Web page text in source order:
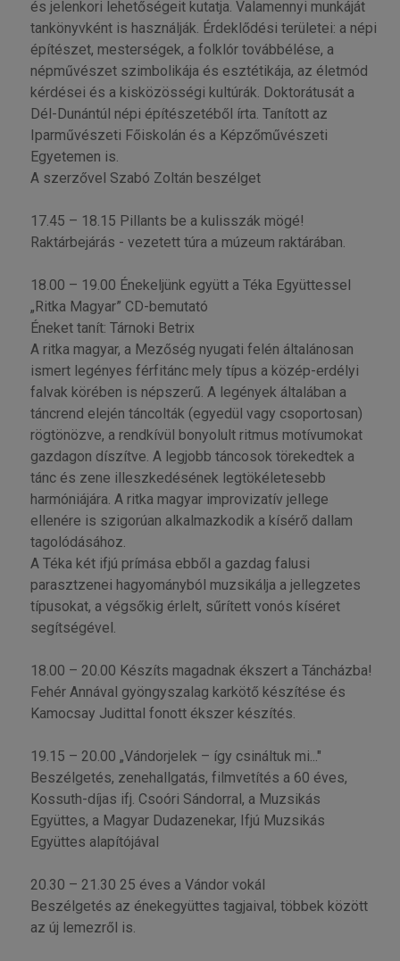
és jelenkori lehetőségeit kutatja. Valamennyi munkáját
tankönyvként is használják. Érdeklődési területei: a népi
építészet, mesterségek, a folklór továbbélése, a
népművészet szimbolikája és esztétikája, az életmód
kérdései és a kisközösségi kultúrák. Doktorátusát a
Dél-Dunántúl népi építészetéből írta. Tanított az
Iparművészeti Főiskolán és a Képzőművészeti
Egyetemen is.
A szerzővel Szabó Zoltán beszélget
17.45 – 18.15 Pillants be a kulisszák mögé!
Raktárbejárás - vezetett túra a múzeum raktárában.
18.00 – 19.00 Énekeljünk együtt a Téka Együttessel
„Ritka Magyar” CD-bemutató
Éneket tanít: Tárnoki Betrix
A ritka magyar, a Mezőség nyugati felén általánosan
ismert legényes férfitánc mely típus a közép-erdélyi
falvak körében is népszerű. A legények általában a
táncrend elején táncolták (egyedül vagy csoportosan)
rögtönözve, a rendkívül bonyolult ritmus motívumokat
gazdagon díszítve. A legjobb táncosok törekedtek a
tánc és zene illeszkedésének legtökéletesebb
harmóniájára. A ritka magyar improvizatív jellege
ellenére is szigorúan alkalmazkodik a kísérő dallam
tagolódásához.
A Téka két ifjú prímása ebből a gazdag falusi
parasztzenei hagyományból muzsikálja a jellegzetes
típusokat, a végsőkig érlelt, sűrített vonós kíséret
segítségével.
18.00 – 20.00 Készíts magadnak ékszert a Táncházba!
Fehér Annával gyöngyszalag karkötő készítése és
Kamocsay Judittal fonott ékszer készítés.
19.15 – 20.00 „Vándorjelek – így csináltuk mi..."
Beszélgetés, zenehallgatás, filmvetítés a 60 éves,
Kossuth-díjas ifj. Csoóri Sándorral, a Muzsikás
Együttes, a Magyar Dudazenekar, Ifjú Muzsikás
Együttes alapítójával
20.30 – 21.30 25 éves a Vándor vokál
Beszélgetés az énekegyüttes tagjaival, többek között
az új lemezről is.